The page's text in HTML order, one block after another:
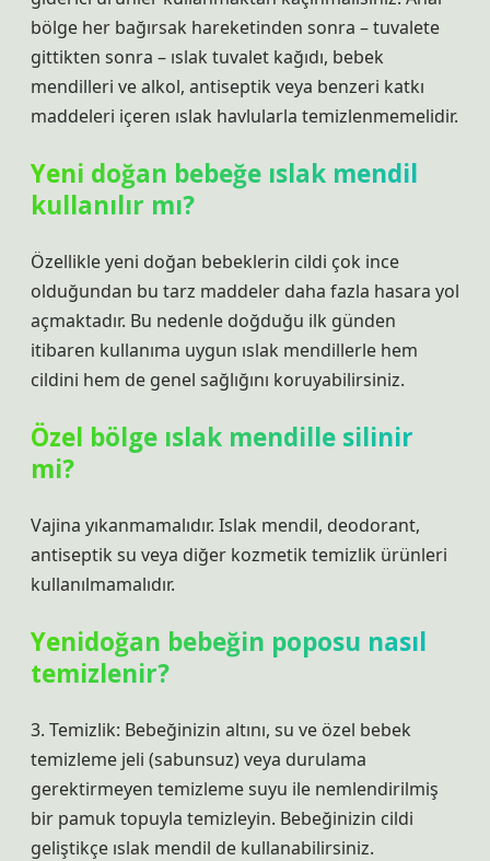
bölge her bağırsak hareketinden sonra – tuvalete
gittikten sonra – ıslak tuvalet kağıdı, bebek
mendilleri ve alkol, antiseptik veya benzeri katkı
maddeleri içeren ıslak havlularla temizlenmemelidir.
Yeni doğan bebeğe ıslak mendil
kullanılır mı?
Özellikle yeni doğan bebeklerin cildi çok ince
olduğundan bu tarz maddeler daha fazla hasara yol
açmaktadır. Bu nedenle doğduğu ilk günden
itibaren kullanıma uygun ıslak mendillerle hem
cildini hem de genel sağlığını koruyabilirsiniz.
Özel bölge ıslak mendille silinir
mi?
Vajina yıkanmamalıdır. Islak mendil, deodorant,
antiseptik su veya diğer kozmetik temizlik ürünleri
kullanılmamalıdır.
Yenidoğan bebeğin poposu nasıl
temizlenir?
3. Temizlik: Bebeğinizin altını, su ve özel bebek
temizleme jeli (sabunsuz) veya durulama
gerektirmeyen temizleme suyu ile nemlendirilmiş
bir pamuk topuyla temizleyin. Bebeğinizin cildi
geliştikçe ıslak mendil de kullanabilirsiniz.